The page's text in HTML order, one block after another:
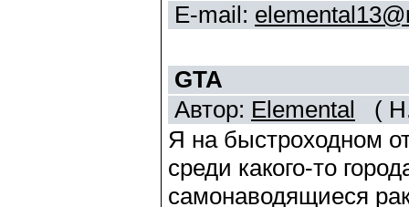
E-mail:
GTA
Автор: Elemental (
Я на быстроходном
среди какого-то
самонаводящиеся